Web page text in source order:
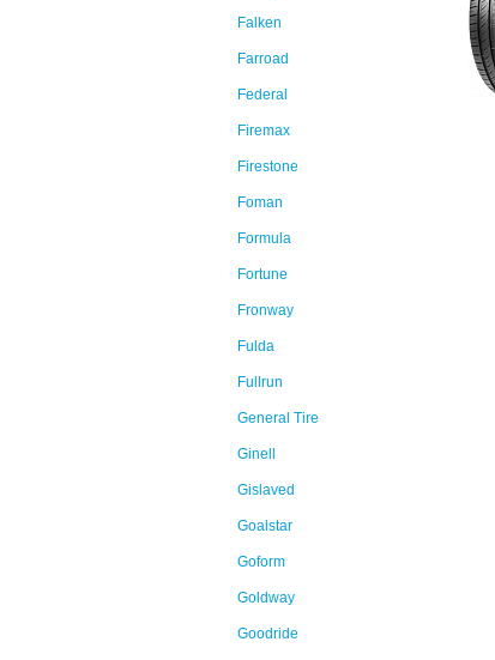
Falken
Farroad
Federal
Firemax
Firestone
Foman
Formula
Fortune
Fronway
Fulda
Fullrun
General Tire
Ginell
Gislaved
Goalstar
Goform
Goldway
Goodride